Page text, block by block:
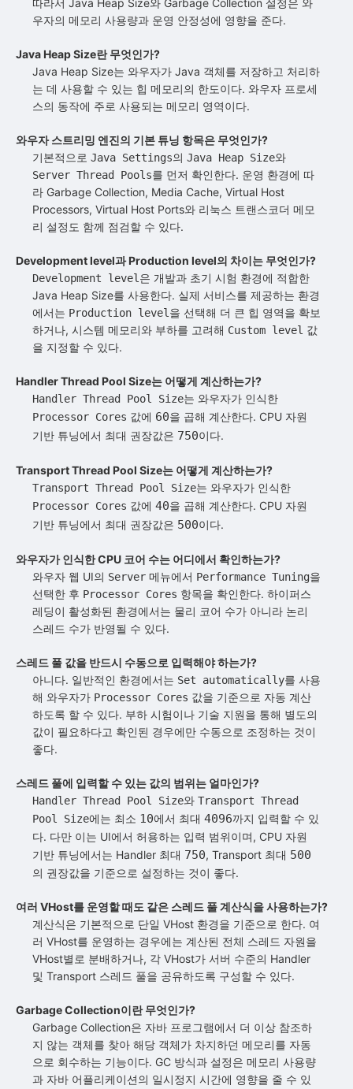
따라서 Java Heap Size와 Garbage Collection 설정은 와
우자의 메모리 사용량과 운영 안정성에 영향을 준다.
Java Heap Size란 무엇인가?
Java Heap Size는 와우자가 Java 객체를 저장하고 처리하
는 데 사용할 수 있는 힙 메모리의 한도이다. 와우자 프로세
스의 동작에 주로 사용되는 메모리 영역이다.
와우자 스트리밍 엔진의 기본 튜닝 항목은 무엇인가?
기본적으로 Java Settings의 Java Heap Size와
Server Thread Pools를 먼저 확인한다. 운영 환경에 따
라 Garbage Collection, Media Cache, Virtual Host
Processors, Virtual Host Ports와 리눅스 트랜스코더 메모
리 설정도 함께 점검할 수 있다.
Development level과 Production level의 차이는 무엇인가?
Development level은 개발과 초기 시험 환경에 적합한
Java Heap Size를 사용한다. 실제 서비스를 제공하는 환경
에서는 Production level을 선택해 더 큰 힙 영역을 확보
하거나, 시스템 메모리와 부하를 고려해 Custom level 값
을 지정할 수 있다.
Handler Thread Pool Size는 어떻게 계산하는가?
Handler Thread Pool Size는 와우자가 인식한
Processor Cores 값에 60을 곱해 계산한다. CPU 자원
기반 튜닝에서 최대 권장값은 750이다.
Transport Thread Pool Size는 어떻게 계산하는가?
Transport Thread Pool Size는 와우자가 인식한
Processor Cores 값에 40을 곱해 계산한다. CPU 자원
기반 튜닝에서 최대 권장값은 500이다.
와우자가 인식한 CPU 코어 수는 어디에서 확인하는가?
와우자 웹 UI의 Server 메뉴에서 Performance Tuning을
선택한 후 Processor Cores 항목을 확인한다. 하이퍼스
레딩이 활성화된 환경에서는 물리 코어 수가 아니라 논리
스레드 수가 반영될 수 있다.
스레드 풀 값을 반드시 수동으로 입력해야 하는가?
아니다. 일반적인 환경에서는 Set automatically를 사용
해 와우자가 Processor Cores 값을 기준으로 자동 계산
하도록 할 수 있다. 부하 시험이나 기술 지원을 통해 별도의
값이 필요하다고 확인된 경우에만 수동으로 조정하는 것이
좋다.
스레드 풀에 입력할 수 있는 값의 범위는 얼마인가?
Handler Thread Pool Size와 Transport Thread
Pool Size에는 최소 10에서 최대 4096까지 입력할 수 있
다. 다만 이는 UI에서 허용하는 입력 범위이며, CPU 자원
기반 튜닝에서는 Handler 최대 750, Transport 최대 500
의 권장값을 기준으로 설정하는 것이 좋다.
여러 VHost를 운영할 때도 같은 스레드 풀 계산식을 사용하는가?
계산식은 기본적으로 단일 VHost 환경을 기준으로 한다. 여
러 VHost를 운영하는 경우에는 계산된 전체 스레드 자원을
VHost별로 분배하거나, 각 VHost가 서버 수준의 Handler
및 Transport 스레드 풀을 공유하도록 구성할 수 있다.
Garbage Collection이란 무엇인가?
Garbage Collection은 자바 프로그램에서 더 이상 참조하
지 않는 객체를 찾아 해당 객체가 차지하던 메모리를 자동
으로 회수하는 기능이다. GC 방식과 설정은 메모리 사용량
과 자바 어플리케이션의 일시정지 시간에 영향을 줄 수 있